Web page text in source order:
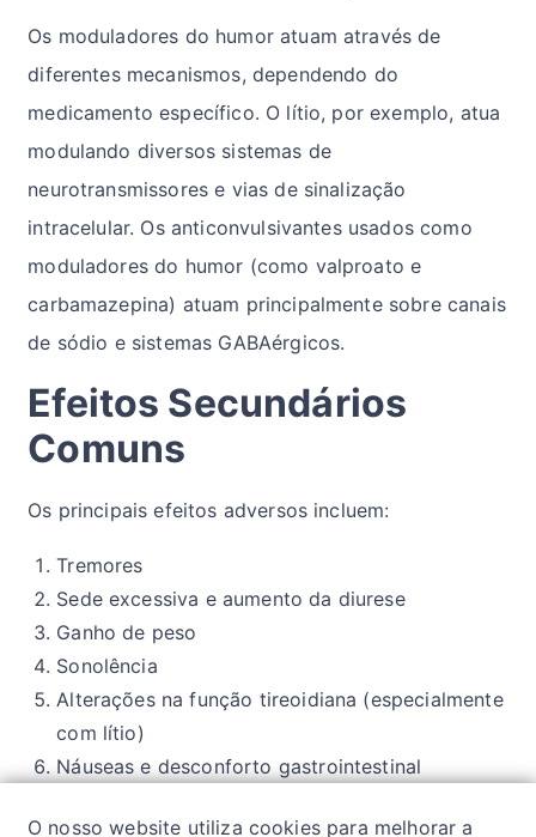
Os moduladores do humor atuam através de
diferentes mecanismos, dependendo do
medicamento específico. O lítio, por exemplo, atua
modulando diversos sistemas de
neurotransmissores e vias de sinalização
intracelular. Os anticonvulsivantes usados como
moduladores do humor (como valproato e
carbamazepina) atuam principalmente sobre canais
de sódio e sistemas GABAérgicos.
Efeitos Secundários
Comuns
Os principais efeitos adversos incluem:
Tremores
Sede excessiva e aumento da diurese
Ganho de peso
Sonolência
Alterações na função tireoidiana (especialmente
com lítio)
Náuseas e desconforto gastrointestinal
O nosso website utiliza cookies para melhorar a